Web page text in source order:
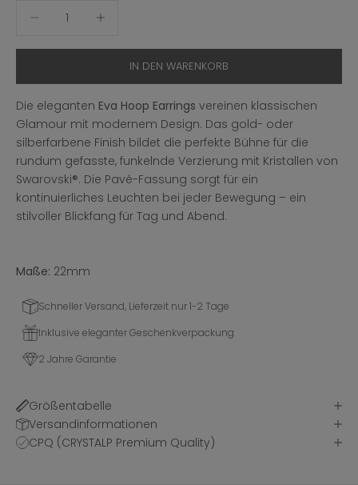
IN DEN WARENKORB
Die eleganten Eva Hoop Earrings vereinen klassischen
Glamour mit modernem Design. Das gold- oder
silberfarbene Finish bildet die perfekte Bühne für die
rundum gefasste, funkelnde Verzierung mit Kristallen von
Swarovski®. Die Pavé-Fassung sorgt für ein
kontinuierliches Leuchten bei jeder Bewegung – ein
stilvoller Blickfang für Tag und Abend.
Maße: 22mm
Schneller Versand, Lieferzeit nur 1-2 Tage
Inklusive eleganter Geschenkverpackung
2 Jahre Garantie
Größentabelle
Versandinformationen
CPQ (CRYSTALP Premium Quality)